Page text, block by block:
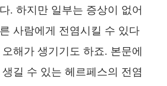
. 하지만 일부는 증상이 없어
사람에게 전염시킬 수 있다
해가 생기기도 하죠. 본문에
길 수 있는 헤르페스의 전염